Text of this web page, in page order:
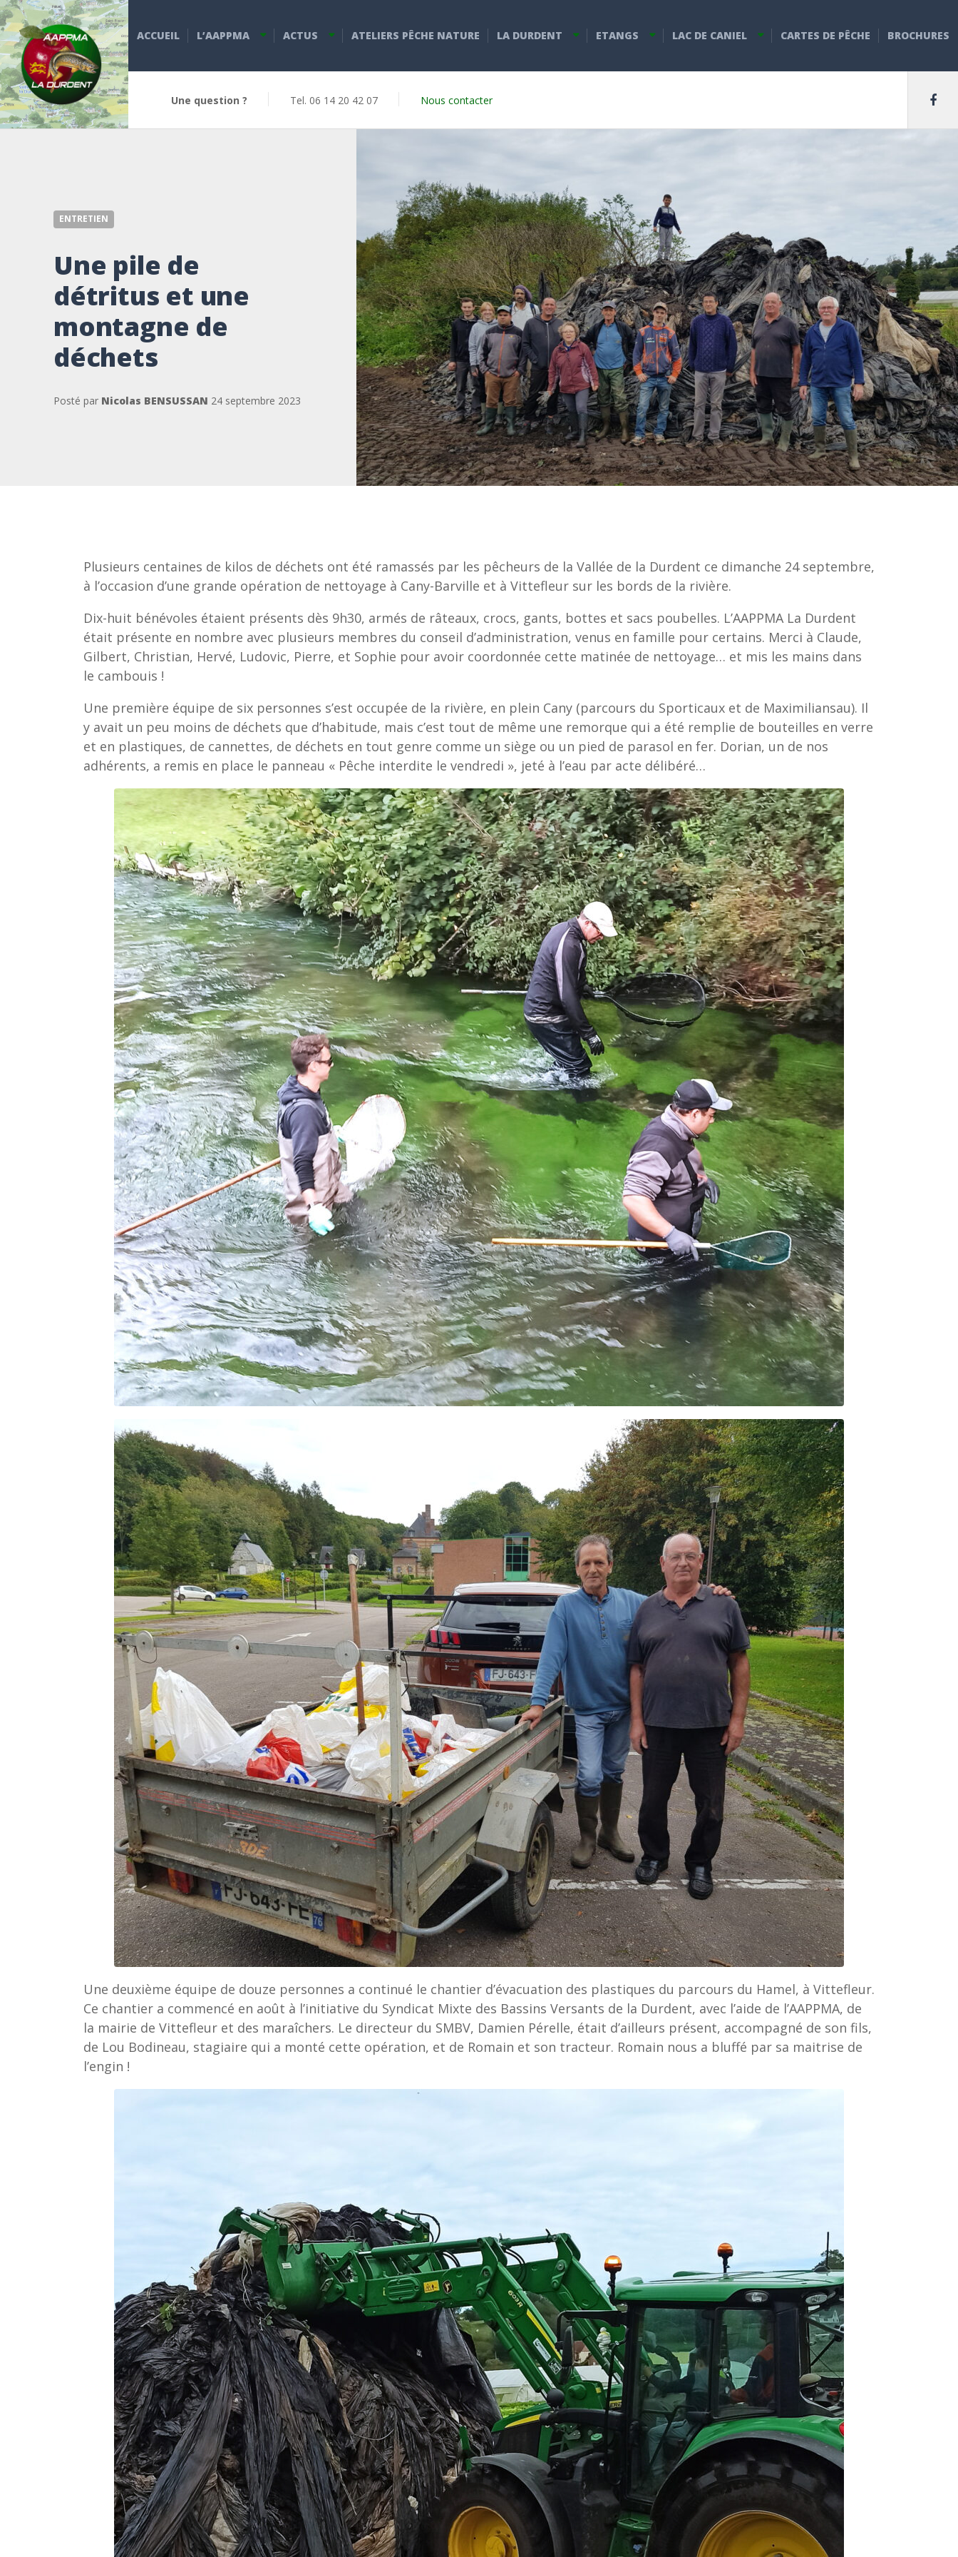
ACCUEIL L’AAPPMA ACTUS ATELIERS PÊCHE NATURE LA DURDENT ETANGS LAC DE CANIEL CARTES DE PÊCHE BROCHURES
Une question ? Tel. 06 14 20 42 07 Nous contacter
ENTRETIEN
Une pile de
détritus et une
montagne de
déchets
Posté par Nicolas BENSUSSAN 24 septembre 2023
Plusieurs centaines de kilos de déchets ont été ramassés par les pêcheurs de la Vallée de la Durdent ce dimanche 24 septembre,
à l’occasion d’une grande opération de nettoyage à Cany-Barville et à Vittefleur sur les bords de la rivière.
Dix-huit bénévoles étaient présents dès 9h30, armés de râteaux, crocs, gants, bottes et sacs poubelles. L’AAPPMA La Durdent
était présente en nombre avec plusieurs membres du conseil d’administration, venus en famille pour certains. Merci à Claude,
Gilbert, Christian, Hervé, Ludovic, Pierre, et Sophie pour avoir coordonnée cette matinée de nettoyage… et mis les mains dans
le cambouis !
Une première équipe de six personnes s’est occupée de la rivière, en plein Cany (parcours du Sporticaux et de Maximiliansau). Il
y avait un peu moins de déchets que d’habitude, mais c’est tout de même une remorque qui a été remplie de bouteilles en verre
et en plastiques, de cannettes, de déchets en tout genre comme un siège ou un pied de parasol en fer. Dorian, un de nos
adhérents, a remis en place le panneau « Pêche interdite le vendredi », jeté à l’eau par acte délibéré…
Une deuxième équipe de douze personnes a continué le chantier d’évacuation des plastiques du parcours du Hamel, à Vittefleur.
Ce chantier a commencé en août à l’initiative du Syndicat Mixte des Bassins Versants de la Durdent, avec l’aide de l’AAPPMA, de
la mairie de Vittefleur et des maraîchers. Le directeur du SMBV, Damien Pérelle, était d’ailleurs présent, accompagné de son fils,
de Lou Bodineau, stagiaire qui a monté cette opération, et de Romain et son tracteur. Romain nous a bluffé par sa maitrise de
l’engin !